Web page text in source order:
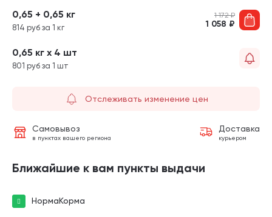
0,65 + 0,65 кг
814 руб за 1 кг
1 172₽
1 058 ₽
0,65 кг х 4 шт
801 руб за 1 шт
Отслеживать изменение цен
Самовывоз
в пунктах вашего региона
Доставка
курьером
Ближайшие к вам пункты выдачи
НормаКорма